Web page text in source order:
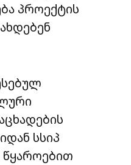
პროექტის
სსიპ